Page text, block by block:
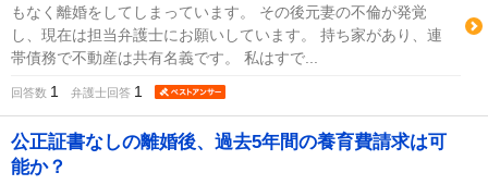
もなく離婚をしてしまっています。 その後元妻の不倫が発覚
し、現在は担当弁護士にお願いしています。 持ち家があり、連
帯債務で不動産は共有名義です。 私はすで...
回答数 1 弁護士回答 1
公正証書なしの離婚後、過去5年間の養育費請求は可
能か？